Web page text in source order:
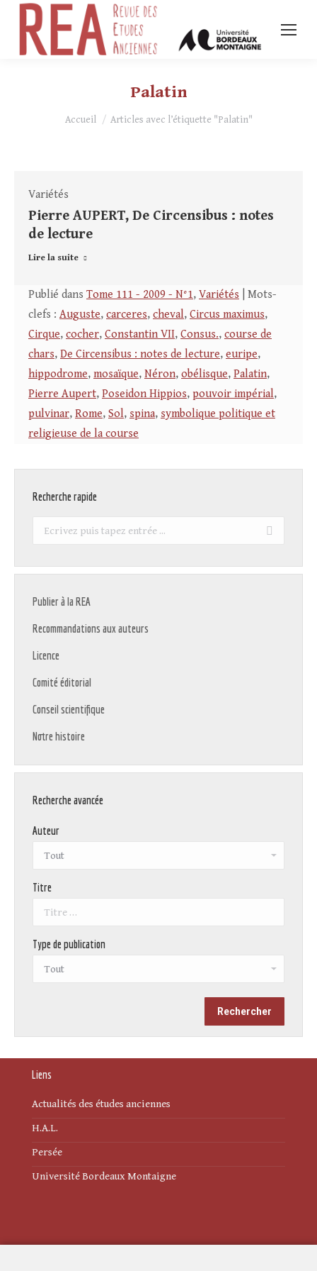
Palatin
Vous êtes ici :
Accueil Articles avec l’étiquette "Palatin"
Variétés
Pierre AUPERT, De Circensibus : notes
de lecture
Lire la suite
Publié dans Tome 111 - 2009 - N°1, Variétés | Mots-
clefs : Auguste, carceres, cheval, Circus maximus,
Cirque, cocher, Constantin VII, Consus., course de
chars, De Circensibus : notes de lecture, euripe,
hippodrome, mosaïque, Néron, obélisque, Palatin,
Pierre Aupert, Poseidon Hippios, pouvoir impérial,
pulvinar, Rome, Sol, spina, symbolique politique et
religieuse de la course
Recherche rapide
Recherche
Publier à la REA
Recommandations aux auteurs
Licence
Comité éditorial
Conseil scientifique
Notre histoire
Recherche avancée
Auteur
Titre
Type de publication
Liens
Actualités des études anciennes
H.A.L.
Persée
Université Bordeaux Montaigne